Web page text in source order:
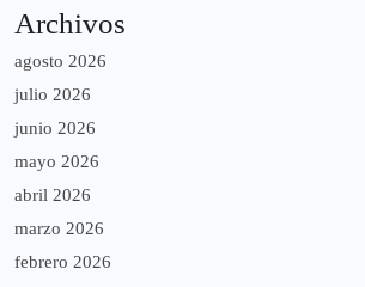
Archivos
agosto 2026
julio 2026
junio 2026
mayo 2026
abril 2026
marzo 2026
febrero 2026